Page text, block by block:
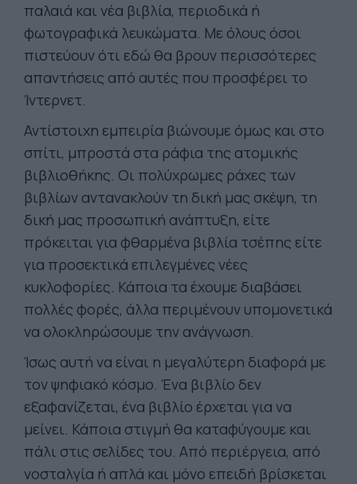
παλαιά και νέα βιβλία, περιοδικά ή
φωτογραφικά λευκώματα. Με όλους όσοι
πιστεύουν ότι εδώ θα βρουν περισσότερες
απαντήσεις από αυτές που προσφέρει το
Ίντερνετ.
Αντίστοιχη εμπειρία βιώνουμε όμως και στο
σπίτι, μπροστά στα ράφια της ατομικής
βιβλιοθήκης. Οι πολύχρωμες ράχες των
βιβλίων αντανακλούν τη δική μας σκέψη, τη
δική μας προσωπική ανάπτυξη, είτε
πρόκειται για φθαρμένα βιβλία τσέπης είτε
για προσεκτικά επιλεγμένες νέες
κυκλοφορίες. Κάποια τα έχουμε διαβάσει
πολλές φορές, άλλα περιμένουν υπομονετικά
να ολοκληρώσουμε την ανάγνωση.
Ίσως αυτή να είναι η μεγαλύτερη διαφορά με
τον ψηφιακό κόσμο. Ένα βιβλίο δεν
εξαφανίζεται, ένα βιβλίο έρχεται για να
μείνει. Κάποια στιγμή θα καταφύγουμε και
πάλι στις σελίδες του. Από περιέργεια, από
νοσταλγία ή απλά και μόνο επειδή βρίσκεται